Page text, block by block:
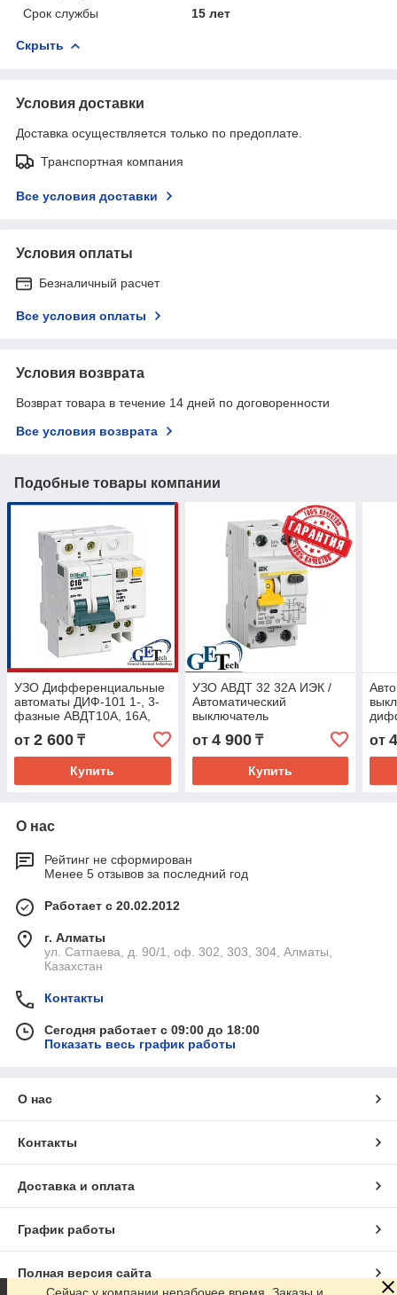
Срок службы 15 лет
Скрыть
Условия доставки
Доставка осуществляется только по предоплате.
Транспортная компания
Все условия доставки
Условия оплаты
Безналичный расчет
Все условия оплаты
Условия возврата
Возврат товара в течение 14 дней по договоренности
Все условия возврата
Подобные товары компании
УЗО Дифференциальные
автоматы ДИФ-101 1-, 3-
фазные АВДТ10А, 16А,
20А, 25А, 32А, 40А, 50А,
63А 30мА 101 DEKraft
от 2 600 ₸
Купить
УЗО АВДТ 32 32А ИЭК /
Автоматический
выключатель
дифференциального тока
АВДТ32 C32 IEK
от 4 900₸
Купить
от
О нас
Рейтинг не сформирован
Менее 5 отзывов за последний год
Работает с 20.02.2012
г. Алматы
ул. Сатпаева, д. 90/1, оф. 302, 303, 304, Алматы,
Казахстан
Контакты
Сегодня работает с 09:00 до 18:00
Показать весь график работы
О нас
Контакты
Доставка и оплата
График работы
Полная версия сайта